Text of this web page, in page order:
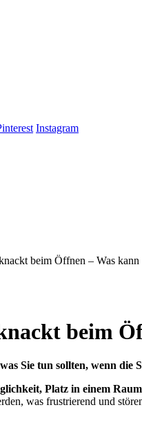
Instagram
beim Öffnen – Was kann
beim
Sie tun sollten, wenn
Platz in einem
was frustrierend und